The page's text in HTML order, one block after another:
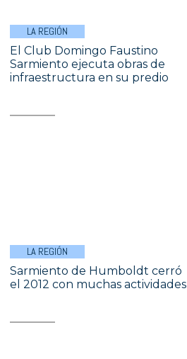
LA REGIÓN
El Club Domingo Faustino
Sarmiento ejecuta obras de
infraestructura en su predio
LA REGIÓN
Sarmiento de Humboldt cerró
el 2012 con muchas actividades